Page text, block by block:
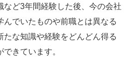
など3年間経験した後、今の会社
んでいたものや前職とは異なる
な知識や経験をどんどん得る
きています。